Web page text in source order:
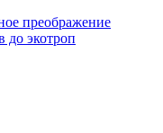
преображение
до экотроп